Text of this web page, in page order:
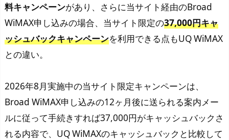
料キャンペーンがあり、さらに当サイト経由のBroad
WiMAX申し込みの場合、当サイト限定の37,000円キャ
ッシュバックキャンペーンを利用できる点もUQ WiMAX
との違い。
2026年8月実施中の当サイト限定キャンペーンは、
Broad WiMAX申し込みの12ヶ月後に送られる案内メー
ルに従って手続きすれば37,000円がキャッシュバックさ
れる内容で、UQ WiMAXのキャッシュバックと比較して